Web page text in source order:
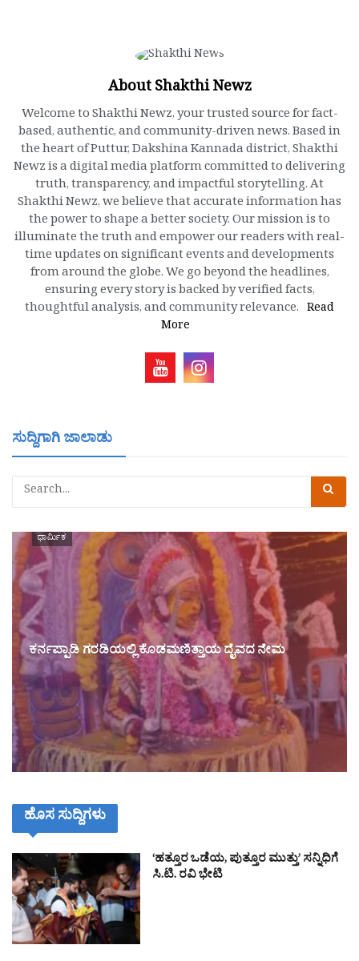
About Shakthi Newz
Welcome to Shakthi Newz, your trusted source for fact-
based, authentic, and community-driven news. Based in
the heart of Puttur, Dakshina Kannada district, Shakthi
Newz is a digital media platform committed to delivering
truth, transparency, and impactful storytelling. At
Shakthi Newz, we believe that accurate information has
the power to shape a better society. Our mission is to
illuminate the truth and empower our readers with real-
time updates on significant events and developments
from around the globe. We go beyond the headlines,
ensuring every story is backed by verified facts,
thoughtful analysis, and community relevance. Read
More
ಸುದ್ದಿಗಾಗಿ ಜಾಲಾಡು
ಧಾರ್ಮಿಕ
ಕರ್ನಪ್ಪಾಡಿ ಗರಡಿಯಲ್ಲಿ ಕೊಡಮಣಿತ್ತಾಯ ದೈವದ ನೇಮ
ಹೊಸ ಸುದ್ದಿಗಳು
‘ಹತ್ತೂರ ಒಡೆಯ, ಪುತ್ತೂರ ಮುತ್ತು’ ಸನ್ನಿಧಿಗೆ
ಸಿ.ಟಿ. ರವಿ ಭೇಟಿ